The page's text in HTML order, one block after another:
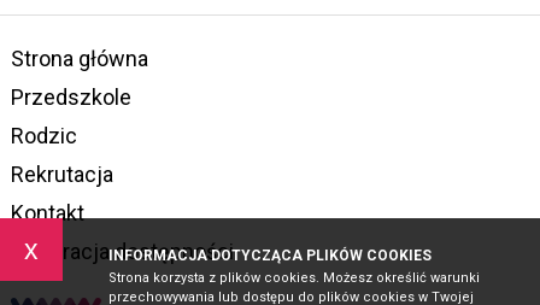
x INFORMACJA DOTYCZĄCA PLIKÓW COOKIES
Strona korzysta z plików cookies. Możesz określić warunki
przechowywania lub dostępu do plików cookies w Twojej
Strona główna
Przedszkole
Rodzic
Rekrutacja
Kontakt
Deklaracja dostępności